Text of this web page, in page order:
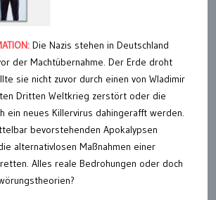
Die Nazis stehen in Deutschland
der Machtübernahme. Der Erde droht
sie nicht zuvor durch einen von Wladimir
Dritten Weltkrieg zerstört oder die
ein neues Killervirus dahingerafft werden.
bevorstehenden Apokalypsen
alternativlosen Maßnahmen einer
Alles reale Bedrohungen oder doch